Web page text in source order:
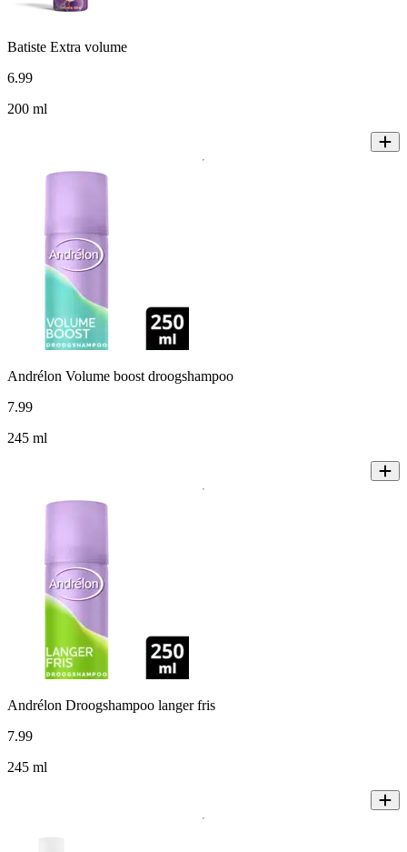
Batiste Extra volume
6.99
200 ml
Andrélon Volume boost droogshampoo
7.99
245 ml
Andrélon Droogshampoo langer fris
7.99
245 ml